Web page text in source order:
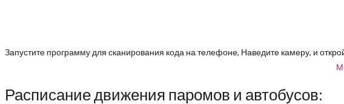
Запустите программу для сканирования кода на телефоне, Наведите камеру, и
Расписание движения паромов и автобусов: